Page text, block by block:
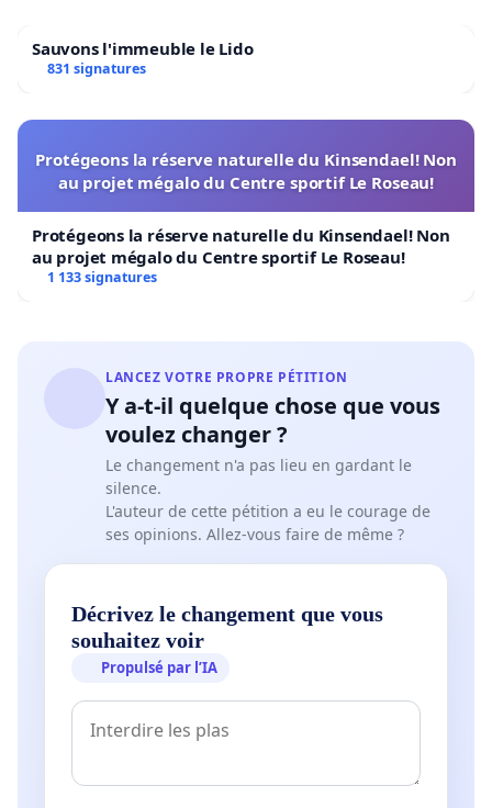
Sauvons l'immeuble le Lido
831 signatures
Protégeons la réserve naturelle du Kinsendael! Non
au projet mégalo du Centre sportif Le Roseau!
Protégeons la réserve naturelle du Kinsendael! Non
au projet mégalo du Centre sportif Le Roseau!
1 133 signatures
LANCEZ VOTRE PROPRE PÉTITION
Y a-t-il quelque chose que vous
voulez changer ?
Le changement n'a pas lieu en gardant le
silence.
L'auteur de cette pétition a eu le courage de
ses opinions. Allez-vous faire de même ?
Décrivez le changement que vous
souhaitez voir
Propulsé par l’IA